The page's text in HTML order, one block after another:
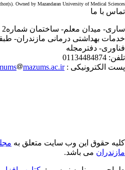
Owned by Mazandaran University of Medical
با ما
بهداشتی درمانی مازندران-
دفترمجله
01134484874
الکترونیکی :
jmums mazums.ac.ir
حقوق این وب سایت متعلق به
می باشد.